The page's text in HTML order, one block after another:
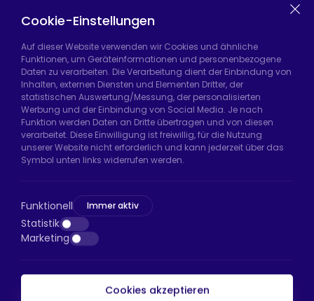
Casters
Hadımköy Fabrik:Atatürk Sanayi Bölgesi,
Uzunçayır Caddesi, No:11 Hadımköy, 34555
Arnavutköy/İstanbul
Telefon: +90 212 640 66 46
E-Mail: export@htsteker.com
D:a, 34045 Bayrampaşa/İstanbul
Telefon:+90 530 044 64 87
E-Mail: info@htsteker.com
Cookie-Einstellungen
Auf dieser Website verwenden wir Cookies und ähnliche
Funktionen, um Geräteinformationen und personenbezogene
Daten zu verarbeiten. Die Verarbeitung dient der Einbindung von
Inhalten, externen Diensten und Elementen Dritter, der
statistischen Auswertung/Messung, der personalisierten
Werbung und der Einbindung von Social Media. Je nach
Funktion werden Daten an Dritte übertragen und von diesen
verarbeitet. Diese Einwilligung ist freiwillig, für die Nutzung
unserer Website nicht erforderlich und kann jederzeit über das
Symbol unten links widerrufen werden.
Funktionell Immer aktiv
Statistik
Marketing
Cookies akzeptieren